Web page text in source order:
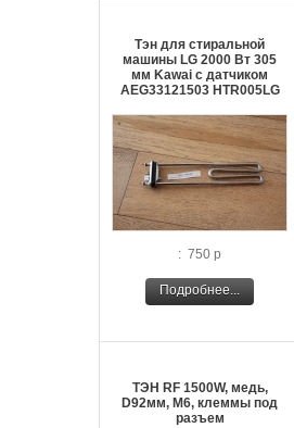
Тэн для стиральной
машины LG 2000 Вт 305
мм Kawai с датчиком
AEG33121503 HTR005LG
: 750 р
Подробнее...
ТЭН RF 1500W, медь,
D92мм, М6, клеммы под
разъем